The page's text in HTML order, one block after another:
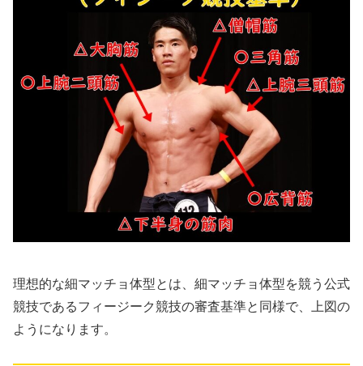
理想的な細マッチョ体型とは、細マッチョ体型を競う公式
競技であるフィージーク競技の審査基準と同様で、上図の
ようになります。